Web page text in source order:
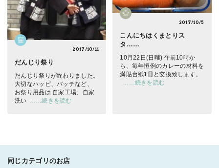
2017/10/11
だんじり祭り
だんじり祭りが終わりました。
大切なハッピ、バッチなど、
お祭り用品は 自家工場、自家
洗い
……続きを読む
2017/10/5
こんにちは くまとりス
タ……
10月22日(日曜) 午前10時か
ら、毎年恒例のカレーの材料を
満貼台紙1冊と交換致します。
……続きを読む
同じカテゴリのお店